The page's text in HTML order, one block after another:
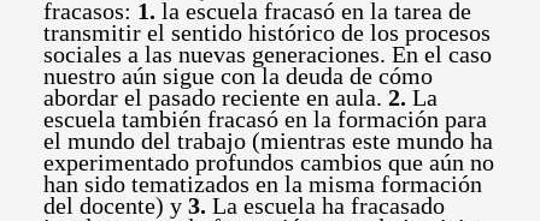
fracasos: 1. la escuela fracasó en la tarea de
transmitir el sentido histórico de los procesos
sociales a las nuevas generaciones. En el caso
nuestro aún sigue con la deuda de cómo
abordar el pasado reciente en aula. 2. La
escuela también fracasó en la formación para
el mundo del trabajo (mientras este mundo ha
experimentado profundos cambios que aún no
han sido tematizados en la misma formación
del docente) y 3. La escuela ha fracasado